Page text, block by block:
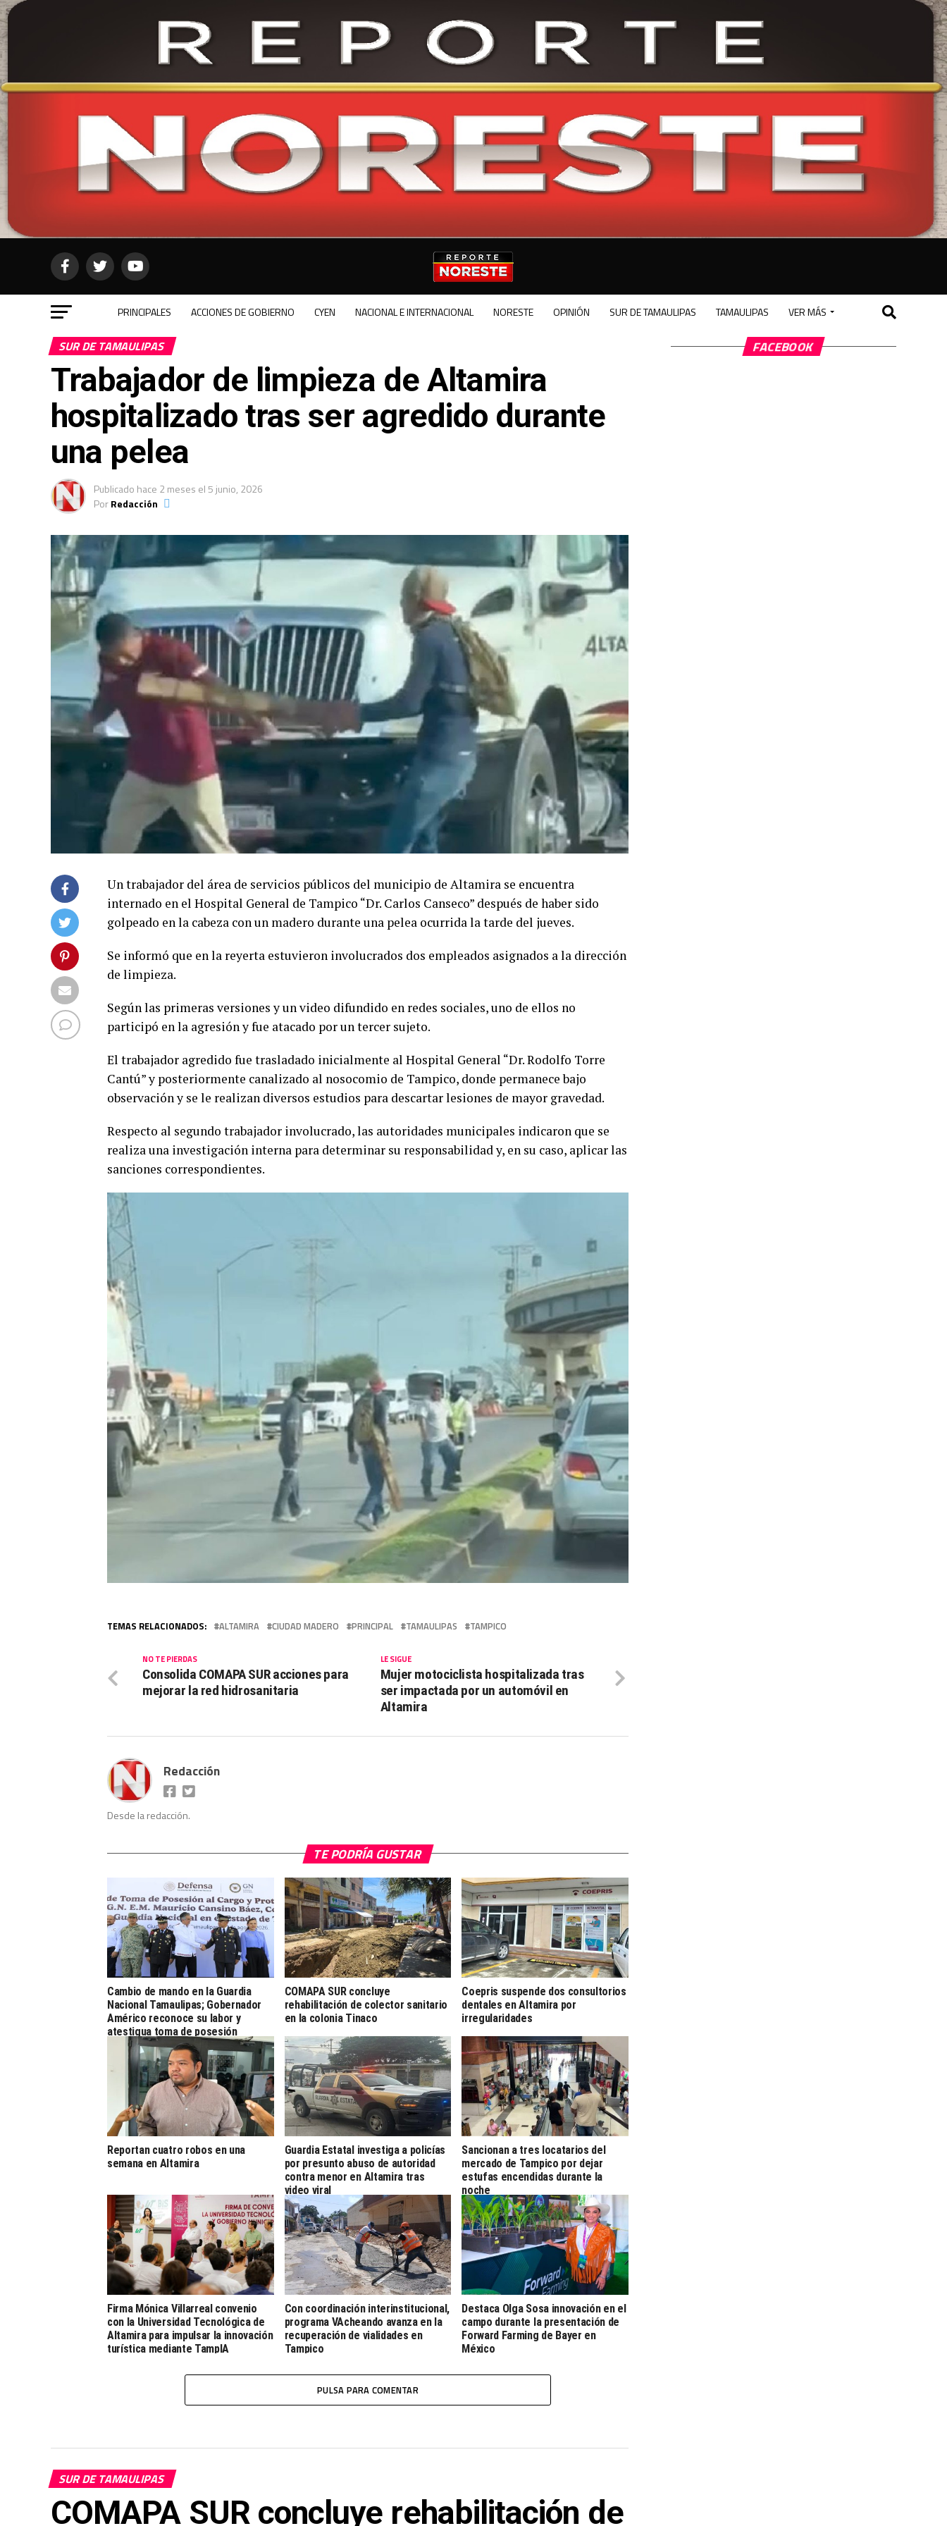
PRINCIPALES ACCIONES DE GOBIERNO CYEN NACIONAL E INTERNACIONAL NORESTE OPINIÓN SUR DE TAMAULIPAS TAMAULIPAS VER MÁS
SUR DE TAMAULIPAS
Trabajador de limpieza de Altamira
hospitalizado tras ser agredido durante
una pelea
Publicado hace 2 meses el5 junio, 2026
PorRedacción
Un trabajador del área de servicios públicos del municipio de Altamira se encuentra
internado en el Hospital General de Tampico “Dr. Carlos Canseco” después de haber sido
golpeado en la cabeza con un madero durante una pelea ocurrida la tarde del jueves.
Se informó que en la reyerta estuvieron involucrados dos empleados asignados a la dirección
de limpieza.
Según las primeras versiones y un video difundido en redes sociales, uno de ellos no
participó en la agresión y fue atacado por un tercer sujeto.
El trabajador agredido fue trasladado inicialmente al Hospital General “Dr. Rodolfo Torre
Cantú” y posteriormente canalizado al nosocomio de Tampico, donde permanece bajo
observación y se le realizan diversos estudios para descartar lesiones de mayor gravedad.
Respecto al segundo trabajador involucrado, las autoridades municipales indicaron que se
realiza una investigación interna para determinar su responsabilidad y, en su caso, aplicar las
sanciones correspondientes.
TEMAS RELACIONADOS: ALTAMIRA CIUDAD MADERO PRINCIPAL TAMAULIPAS TAMPICO
LE SIGUE
Mujer motociclista hospitalizada tras
ser impactada por un automóvil en
Altamira
NO TE PIERDAS
Consolida COMAPA SUR acciones para
mejorar la red hidrosanitaria
Redacción
Desde la redacción.
TE PODRÍA GUSTAR
Cambio de mando en la Guardia
Nacional Tamaulipas; Gobernador
Américo reconoce su labor y
atestigua toma de posesión
COMAPA SUR concluye
rehabilitación de colector sanitario
en la colonia Tinaco
Coepris suspende dos consultorios
dentales en Altamira por
irregularidades
Reportan cuatro robos en una
semana en Altamira
Guardia Estatal investiga a policías
por presunto abuso de autoridad
contra menor en Altamira tras
video viral
Sancionan a tres locatarios del
mercado de Tampico por dejar
estufas encendidas durante la
noche
Firma Mónica Villarreal convenio
con la Universidad Tecnológica de
Altamira para impulsar la innovación
turística mediante TampIA
Con coordinación interinstitucional,
programa VAcheando avanza en la
recuperación de vialidades en
Tampico
Destaca Olga Sosa innovación en el
campo durante la presentación de
Forward Farming de Bayer en
México
PULSA PARA COMENTAR
SUR DE TAMAULIPAS
COMAPA SUR concluye rehabilitación de
FACEBOOK